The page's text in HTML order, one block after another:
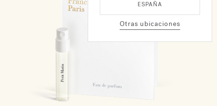
ESPAÑA
Otras ubicaciones